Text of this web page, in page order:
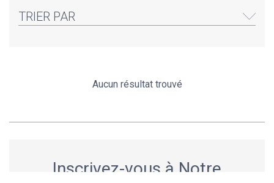
TRIER PAR
Aucun résultat trouvé
Inscrivez-vous à Notre